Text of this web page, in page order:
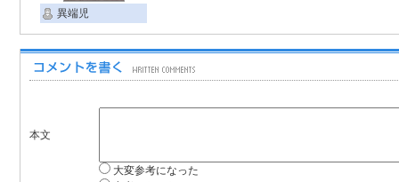
異端児
本文
大変参考になった